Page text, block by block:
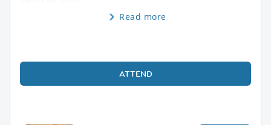
Read more
ATTEND